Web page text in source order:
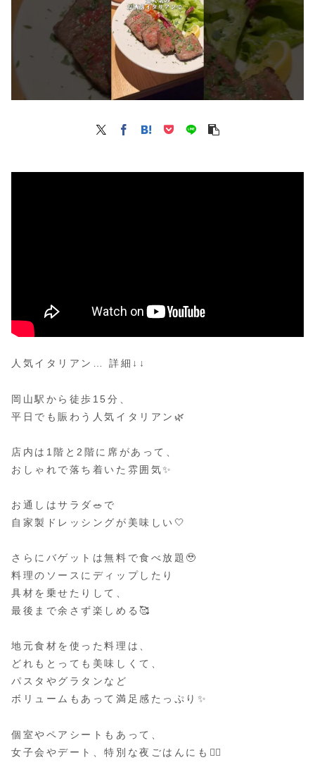
人気イタリアン… 詳細↓↓
岡山駅から徒歩15分、
平日でも賑わう人気イタリアン🌿
店内は1階と2階に席があって、
おしゃれで落ち着いた雰囲気✨
お通しはサラダ🥗で
自家製ドレッシングが美味しい🤍
さらにバゲットは無料で食べ放題🥹
料理のソースにディップしたり
具材を乗せたりして、
最後まで余さず楽しめる🥰
地元食材を使った料理は、
どれもとっても美味しくて、
パスタやグラタンなど
ボリュームもあって満足感たっぷり✨
個室やペアシートもあって、
女子会やデート、特別な夜ごはんにも🙆‍♀️